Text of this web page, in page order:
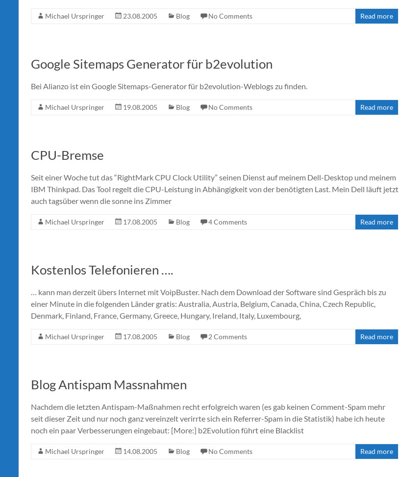
Michael Urspringer 23.08.2005 Blog No Comments Read more
Google Sitemaps Generator für b2evolution
Bei Alianzo ist ein Google Sitemaps-Generator für b2evolution-Weblogs zu finden.
Michael Urspringer 19.08.2005 Blog No Comments Read more
CPU-Bremse
Seit einer Woche tut das “RightMark CPU Clock Utility” seinen Dienst auf meinem Dell-Desktop und meinem
IBM Thinkpad. Das Tool regelt die CPU-Leistung in Abhängigkeit von der benötigten Last. Mein Dell läuft jetzt
auch tagsüber wenn die sonne ins Zimmer
Michael Urspringer 17.08.2005 Blog 4 Comments Read more
Kostenlos Telefonieren ….
… kann man derzeit übers Internet mit VoipBuster. Nach dem Download der Software sind Gespräch bis zu
einer Minute in die folgenden Länder gratis: Australia, Austria, Belgium, Canada, China, Czech Republic,
Denmark, Finland, France, Germany, Greece, Hungary, Ireland, Italy, Luxembourg,
Michael Urspringer 17.08.2005 Blog 2 Comments Read more
Blog Antispam Massnahmen
Nachdem die letzten Antispam-Maßnahmen recht erfolgreich waren (es gab keinen Comment-Spam mehr
seit dieser Zeit und nur noch ganz vereinzelt verirrte sich ein Referrer-Spam in die Statistik) habe ich heute
noch ein paar Verbesserungen eingebaut: [More:] b2Evolution führt eine Blacklist
Michael Urspringer 14.08.2005 Blog No Comments Read more